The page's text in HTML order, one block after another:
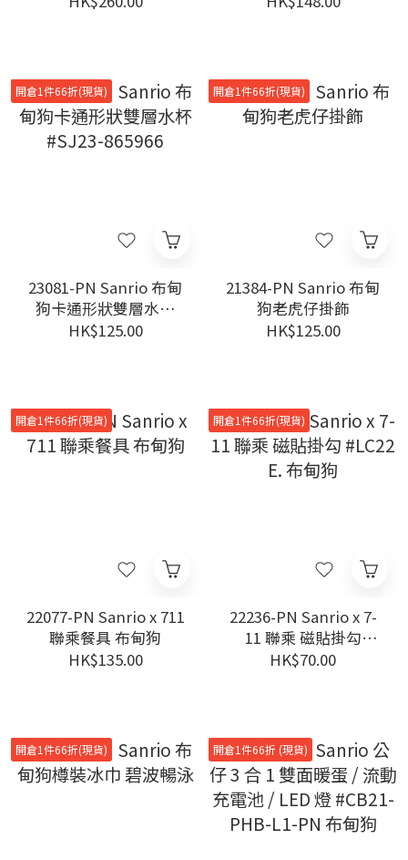
開倉1件66折(現貨)
23081-PN Sanrio 布甸
狗卡通形狀雙層水杯
#SJ23-865966
HK$125.00
開倉1件66折(現貨)
21384-PN Sanrio 布甸
狗老虎仔掛飾
HK$125.00
開倉1件66折(現貨)
22077-PN Sanrio x 711
聯乘餐具 布甸狗
HK$135.00
開倉1件66折(現貨)
22236-PN Sanrio x 7-
11 聯乘 磁貼掛勾
#LC22 E. 布甸狗
HK$70.00
開倉1件66折(現貨) 開倉1件66折 (現貨)